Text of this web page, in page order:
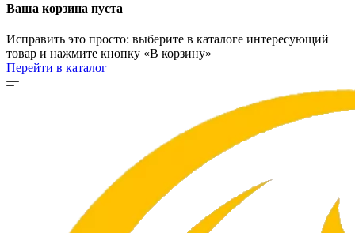
Ваша корзина пуста
Исправить это просто: выберите в каталоге интересующий
товар и нажмите кнопку «В корзину»
Перейти в каталог